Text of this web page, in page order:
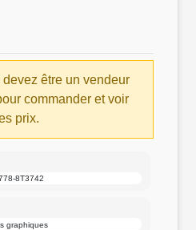
devez être un vendeur
commander et voir
prix.
8T3742
graphiques